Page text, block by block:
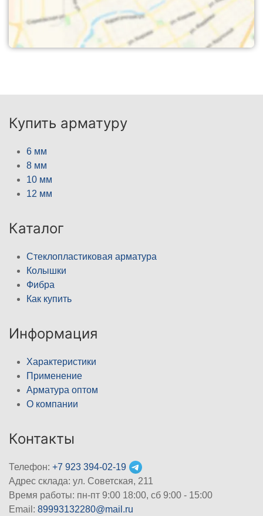
Купить арматуру
6 мм
8 мм
10 мм
12 мм
Каталог
Стеклопластиковая арматура
Колышки
Фибра
Как купить
Информация
Характеристики
Применение
Арматура оптом
О компании
Контакты
Телефон: +7 923 394-02-19
Адрес склада: ул. Советская, 211
Время работы: пн-пт 9:00 18:00, сб 9:00 - 15:00
Email: 89993132280@mail.ru